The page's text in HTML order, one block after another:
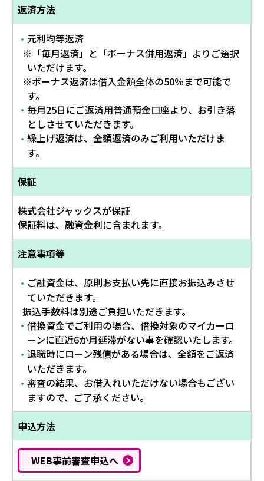
返済方法
・ 元利均等返済
※「毎月返済」と「ボーナス併用返済」よりご選択
いただけます。
※ボーナス返済は借入金額全体の50％まで可能で
す。
・ 毎月25日にご返済用普通預金口座より、お引き落
としさせていただきます。
・ 繰上げ返済は、全額返済のみご利用いただけま
す。
保証
株式会社ジャックスが保証
保証料は、融資金利に含まれます。
注意事項等
・ ご融資金は、原則お支払い先に直接お振込みさせ
ていただきます。
振込手数料は別途ご負担いただきます。
・ 借換資金でご利用の場合、借換対象のマイカーロ
ーンに直近6か月延滞がない事を確認いたします。
・ 退職時にローン残債がある場合は、全額をご返済
いただきます。
・ 審査の結果、お借入れいただけない場合もござい
ますので、ご了承ください。
申込方法
WEB事前審査申込へ